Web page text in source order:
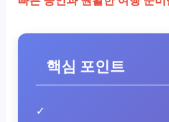
핵심 포인트
✓